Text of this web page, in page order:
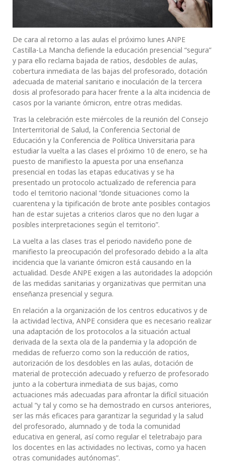
De cara al retorno a las aulas el próximo lunes ANPE
Castilla-La Mancha defiende la educación presencial “segura”
y para ello reclama bajada de ratios, desdobles de aulas,
cobertura inmediata de las bajas del profesorado, dotación
adecuada de material sanitario e inoculación de la tercera
dosis al profesorado para hacer frente a la alta incidencia de
casos por la variante ómicron, entre otras medidas.
Tras la celebración este miércoles de la reunión del Consejo
Interterritorial de Salud, la Conferencia Sectorial de
Educación y la Conferencia de Política Universitaria para
estudiar la vuelta a las clases el próximo 10 de enero, se ha
puesto de manifiesto la apuesta por una enseñanza
presencial en todas las etapas educativas y se ha
presentado un protocolo actualizado de referencia para
todo el territorio nacional “donde situaciones como la
cuarentena y la tipificación de brote ante posibles contagios
han de estar sujetas a criterios claros que no den lugar a
posibles interpretaciones según el territorio”.
La vuelta a las clases tras el periodo navideño pone de
manifiesto la preocupación del profesorado debido a la alta
incidencia que la variante ómicron está causando en la
actualidad. Desde ANPE exigen a las autoridades la adopción
de las medidas sanitarias y organizativas que permitan una
enseñanza presencial y segura.
En relación a la organización de los centros educativos y de
la actividad lectiva, ANPE considera que es necesario realizar
una adaptación de los protocolos a la situación actual
derivada de la sexta ola de la pandemia y la adopción de
medidas de refuerzo como son la reducción de ratios,
autorización de los desdobles en las aulas, dotación de
material de protección adecuado y refuerzo de profesorado
junto a la cobertura inmediata de sus bajas, como
actuaciones más adecuadas para afrontar la difícil situación
actual “y tal y como se ha demostrado en cursos anteriores,
ser las más eficaces para garantizar la seguridad y la salud
del profesorado, alumnado y de toda la comunidad
educativa en general, así como regular el teletrabajo para
los docentes en las actividades no lectivas, como ya hacen
otras comunidades autónomas”.